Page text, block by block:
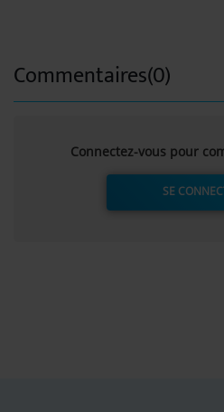
Commentaires(0)
Connectez-vous pour
SE